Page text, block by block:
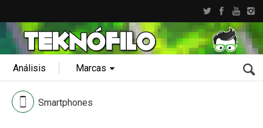
Análisis Marcas
Smartphones